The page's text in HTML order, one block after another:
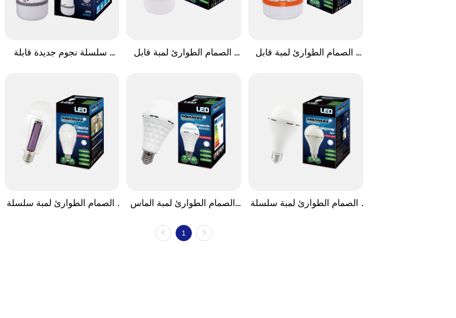
سلسلة نجوم جديدة قابلة
الصمام الطوارئ لمبة قابل
الصمام الطوارئ لمبة قابل
الصمام الطوارئ لمبة سلسلة
الصمام الطوارئ لمبة الماس
سلسلة
الصمام الطوارئ لمبة سلسلة
1